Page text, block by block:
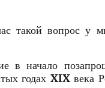
такой вопрос у
в начало
годах XIX века